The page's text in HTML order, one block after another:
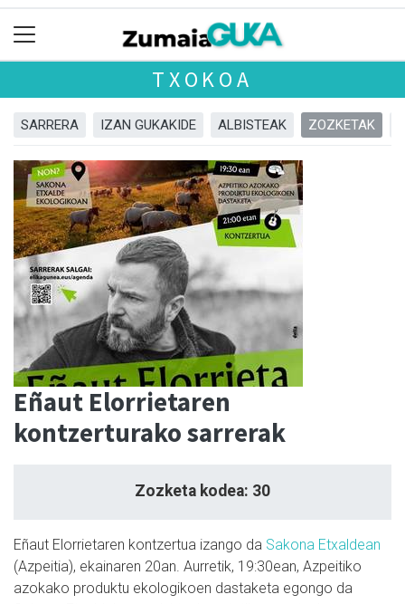
TXOKOA
SARRERA IZAN GUKAKIDE ALBISTEAK ZOZKETAK
Eñaut Elorrietaren
kontzerturako sarrerak
Zozketa kodea: 30
Eñaut Elorrietaren kontzertua izango da Sakona Etxaldean
(Azpeitia), ekainaren 20an. Aurretik, 19:30ean, Azpeitiko
azokako produktu ekologikoen dastaketa egongo da